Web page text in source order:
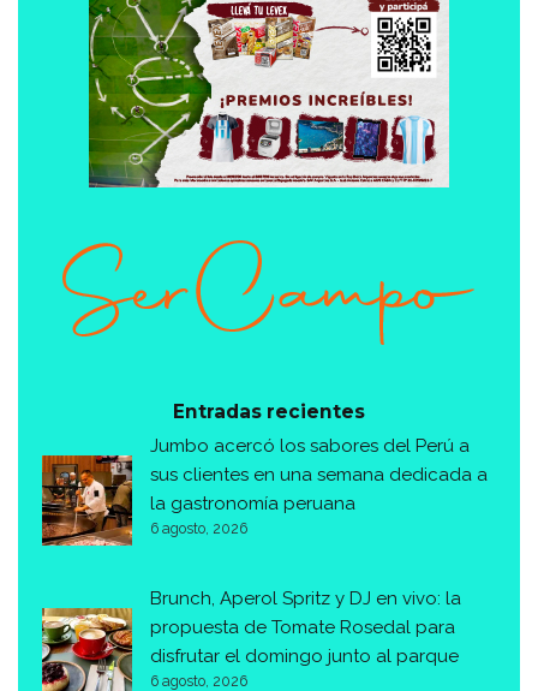
Entradas recientes
Jumbo acercó los sabores del Perú a
sus clientes en una semana dedicada a
la gastronomía peruana
6 agosto, 2026
Brunch, Aperol Spritz y DJ en vivo: la
propuesta de Tomate Rosedal para
disfrutar el domingo junto al parque
6 agosto, 2026